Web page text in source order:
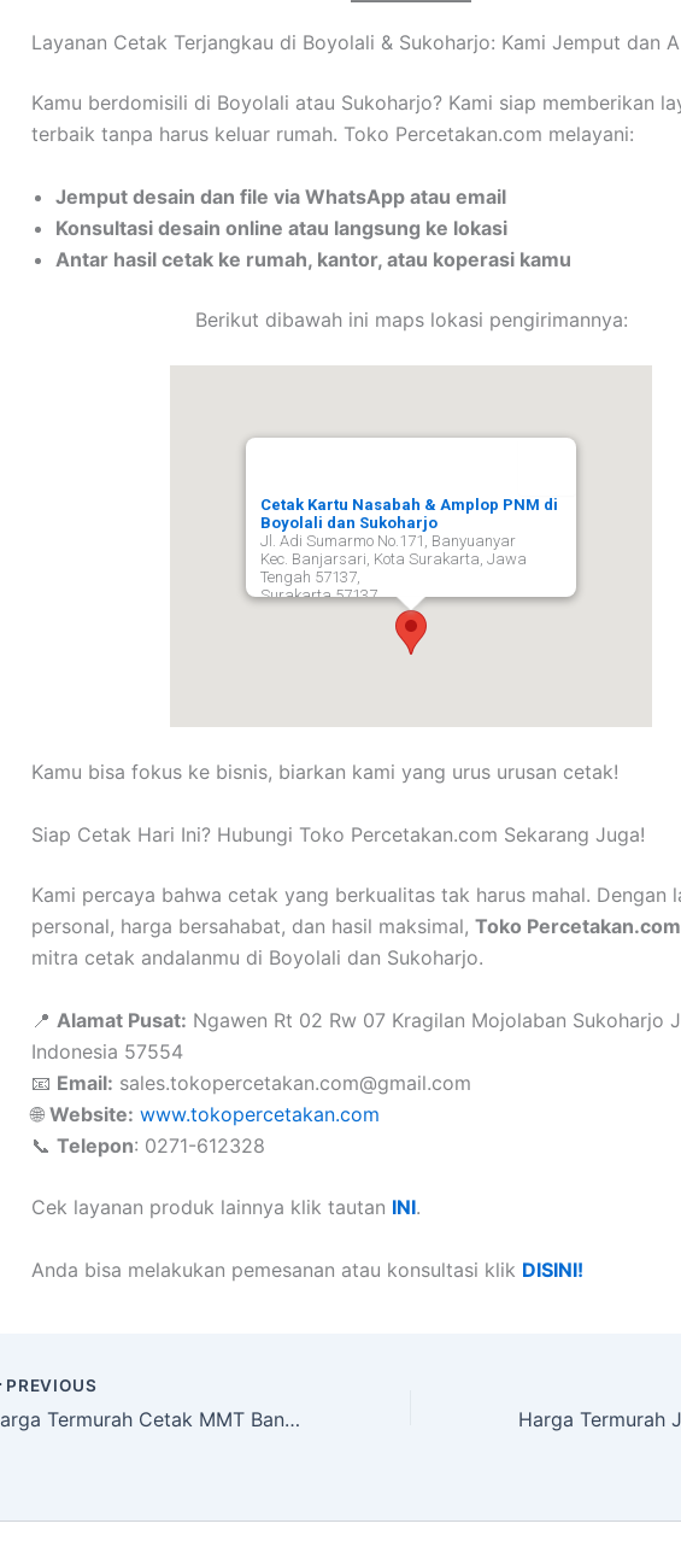
Layanan Cetak Terjangkau di Boyolali & Sukoharjo: Kami Jemput dan
Kamu berdomisili di Boyolali atau Sukoharjo? Kami siap memberikan
terbaik tanpa harus keluar rumah. Toko Percetakan.com melayani:
Jemput desain dan file via WhatsApp atau email
Konsultasi desain online atau langsung ke lokasi
Antar hasil cetak ke rumah, kantor, atau koperasi kamu
Berikut dibawah ini maps lokasi pengirimannya:
Cetak Kartu Nasabah & Amplop PNM di
Boyolali dan Sukoharjo
Jl. Adi Sumarmo No.171, Banyuanyar
Kec. Banjarsari, Kota Surakarta, Jawa
Tengah 57137,
Surakarta 57137
Kamu bisa fokus ke bisnis, biarkan kami yang urus urusan cetak!
Siap Cetak Hari Ini? Hubungi Toko Percetakan.com Sekarang Juga!
Kami percaya bahwa cetak yang berkualitas tak harus mahal. Dengan
personal, harga bersahabat, dan hasil maksimal, Toko Percetakan.com
mitra cetak andalanmu di Boyolali dan Sukoharjo.
📍 Alamat Pusat: Ngawen Rt 02 Rw 07 Kragilan Mojolaban Sukoharjo
Indonesia 57554
📧 Email: sales.tokopercetakan.com@gmail.com
🌐 Website: www.tokopercetakan.com
📞 Telepon: 0271-612328
Cek layanan produk lainnya klik tautan INI.
Anda bisa melakukan pemesanan atau konsultasi klik DISINI!
PREVIOUS
Harga Termurah Cetak MMT Banner Ukuran 150 x 100 dan 50 x 100 cm di Sukoharjo